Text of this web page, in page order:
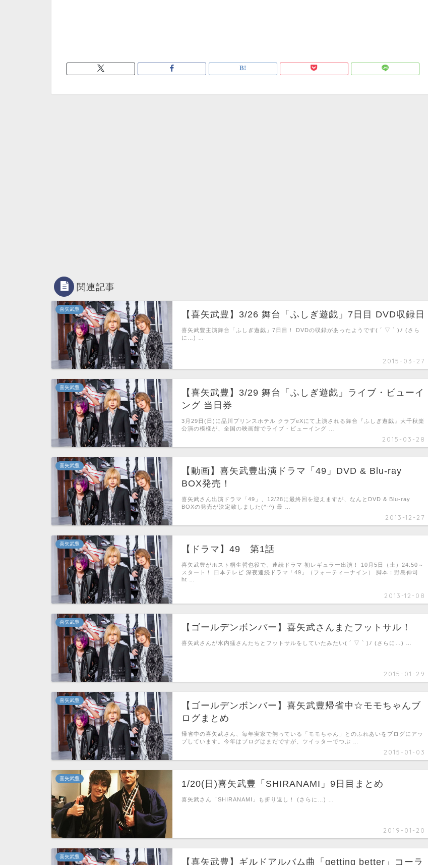
関連記事
喜矢武豊
【喜矢武豊】3/26 舞台「ふしぎ遊戯」7日目 DVD収録日
2015-03-27
喜矢武豊主演舞台「ふしぎ遊戯」7日目！ DVDの収録があったようです( ´ ▽ ` )ﾉ (さら
に…) …
喜矢武豊
【喜矢武豊】3/29 舞台「ふしぎ遊戯」ライブ・ビューイ
ング 当日券
2015-03-28
3月29日(日)に品川プリンスホテル クラブeXにて上演される舞台『ふしぎ遊戯』大千秋楽
公演の模様が、全国の映画館でライブ・ビューイング …
喜矢武豊
【動画】喜矢武豊出演ドラマ「49」DVD & Blu-ray
BOX発売！
2013-12-27
喜矢武さん出演ドラマ「49」、12/28に最終回を迎えますが、なんとDVD & Blu-ray
BOXの発売が決定致しました(^-^) 最 …
喜矢武豊
【ドラマ】49 第1話
2013-12-08
喜矢武豊がホスト桐生哲也役で、連続ドラマ 初レギュラー出演！ 10月5日（土）24:50～
スタート！ 日本テレビ 深夜連続ドラマ「49」（フォーティーナイン） 脚本：野島伸司
ht …
喜矢武豊
【ゴールデンボンバー】喜矢武さんまたフットサル！
2015-01-29
喜矢武さんが水内猛さんたちとフットサルをしていたみたい( ´ ▽ ` )ﾉ (さらに…) …
喜矢武豊
【ゴールデンボンバー】喜矢武豊帰省中☆モモちゃんブ
ログまとめ
2015-01-03
帰省中の喜矢武さん、毎年実家で飼っている「モモちゃん」とのふれあいをブログにアッ
プしています。今年はブログはまだですが、ツイッターでつぶ …
喜矢武豊
1/20(日)喜矢武豊「SHIRANAMI」9日目まとめ
2019-01-20
喜矢武さん「SHIRANAMI」も折り返し！ (さらに…) …
喜矢武豊
【喜矢武豊】ギルドアルバム曲「getting better」コーラ